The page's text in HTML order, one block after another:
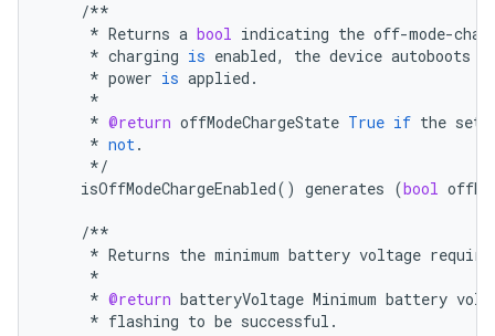
/**
* Returns a bool indicating the off-mode-
* charging is enabled, the device autoboots
* power is applied .
*
* @return offModeChargeState True if the
* not.
*/
isOffModeChargeEnabled() generates (bool
/**
* Returns the minimum battery voltage
*
* @return batteryVoltage Minimum battery
* flashing to be successful .